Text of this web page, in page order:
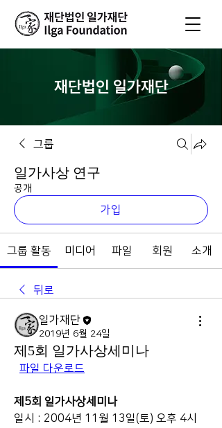
재단법인 일가재단
그룹
일가사상 연구
공개
가입
그룹 활동 미디어 파일 회원 소개
뒤로
일가재단
2019년 6월 24일
제5회 일가사상세미나
파일 다운로드
제5회 일가사상세미나
일시 : 2004년 11월 13일(토) 오후 4시